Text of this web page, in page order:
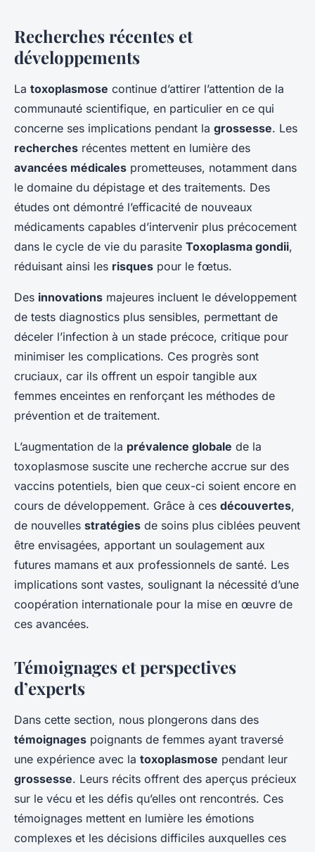
Recherches récentes et
développements
La toxoplasmose continue d’attirer l’attention de la
communauté scientifique, en particulier en ce qui
concerne ses implications pendant la grossesse. Les
recherches récentes mettent en lumière des
avancées médicales prometteuses, notamment dans
le domaine du dépistage et des traitements. Des
études ont démontré l’efficacité de nouveaux
médicaments capables d’intervenir plus précocement
dans le cycle de vie du parasite Toxoplasma gondii,
réduisant ainsi les risques pour le fœtus.
Des innovations majeures incluent le développement
de tests diagnostics plus sensibles, permettant de
déceler l’infection à un stade précoce, critique pour
minimiser les complications. Ces progrès sont
cruciaux, car ils offrent un espoir tangible aux
femmes enceintes en renforçant les méthodes de
prévention et de traitement.
L’augmentation de la prévalence globale de la
toxoplasmose suscite une recherche accrue sur des
vaccins potentiels, bien que ceux-ci soient encore en
cours de développement. Grâce à ces découvertes,
de nouvelles stratégies de soins plus ciblées peuvent
être envisagées, apportant un soulagement aux
futures mamans et aux professionnels de santé. Les
implications sont vastes, soulignant la nécessité d’une
coopération internationale pour la mise en œuvre de
ces avancées.
Témoignages et perspectives
d’experts
Dans cette section, nous plongerons dans des
témoignages poignants de femmes ayant traversé
une expérience avec la toxoplasmose pendant leur
grossesse. Leurs récits offrent des aperçus précieux
sur le vécu et les défis qu’elles ont rencontrés. Ces
témoignages mettent en lumière les émotions
complexes et les décisions difficiles auxquelles ces